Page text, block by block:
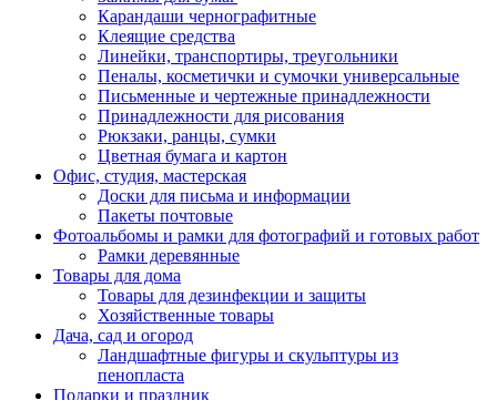
Карандаши чернографитные
Клеящие средства
Линейки, транспортиры, треугольники
Пеналы, косметички и сумочки универсальные
Письменные и чертежные принадлежности
Принадлежности для рисования
Рюкзаки, ранцы, сумки
Цветная бумага и картон
Офис, студия, мастерская
Доски для письма и информации
Пакеты почтовые
Фотоальбомы и рамки для фотографий и готовых работ
Рамки деревянные
Товары для дома
Товары для дезинфекции и защиты
Хозяйственные товары
Дача, сад и огород
Ландшафтные фигуры и скульптуры из
пенопласта
Подарки и праздник